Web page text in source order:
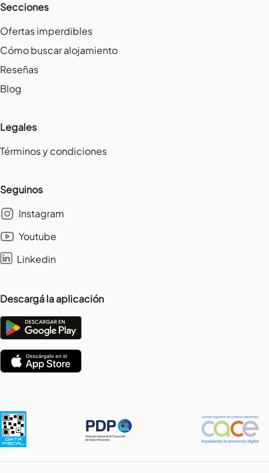
Secciones
Ofertas imperdibles
Cómo buscar alojamiento
Reseñas
Blog
Legales
Términos y condiciones
Seguinos
Instagram
Youtube
Linkedin
Descargá la aplicación